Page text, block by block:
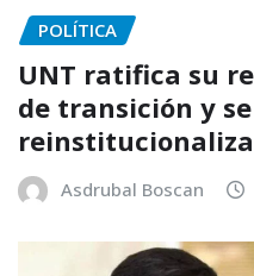
POLÍTICA
UNT ratifica su
de transición y
Asdrubal Boscan